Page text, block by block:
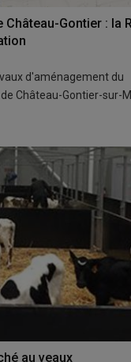
Gontier : la
d'aménagement du
Château-Gontier-sur-
au veaux